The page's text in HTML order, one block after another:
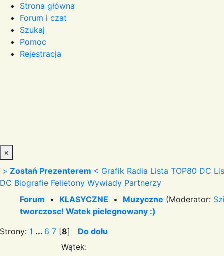
Strona główna
Forum i czat
Szukaj
Pomoc
Rejestracja
×
> Zostań Prezenterem < Grafik Radia Lista TOP80 DC
DC Biografie Felietony Wywiady Partnerzy
Forum • KLASYCZNE • Muzyczne (Moderator:
tworczosc! Watek pielegnowany :)
Strony: 1 ... 6 7 [8] Do dołu
Wątek: